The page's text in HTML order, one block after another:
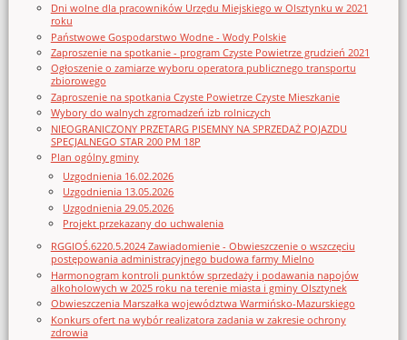
Dni wolne dla pracowników Urzędu Miejskiego w Olsztynku w 2021
roku
Państwowe Gospodarstwo Wodne - Wody Polskie
Zaproszenie na spotkanie - program Czyste Powietrze grudzień 2021
Ogłoszenie o zamiarze wyboru operatora publicznego transportu
zbiorowego
Zaproszenie na spotkania Czyste Powietrze Czyste Mieszkanie
Wybory do walnych zgromadzeń izb rolniczych
NIEOGRANICZONY PRZETARG PISEMNY NA SPRZEDAŻ POJAZDU
SPECJALNEGO STAR 200 PM 18P
Plan ogólny gminy
Uzgodnienia 16.02.2026
Uzgodnienia 13.05.2026
Uzgodnienia 29.05.2026
Projekt przekazany do uchwalenia
RGGIOŚ.6220.5.2024 Zawiadomienie - Obwieszczenie o wszczęciu
postępowania administracyjnego budowa farmy Mielno
Harmonogram kontroli punktów sprzedaży i podawania napojów
alkoholowych w 2025 roku na terenie miasta i gminy Olsztynek
Obwieszczenia Marszałka województwa Warmińsko-Mazurskiego
Konkurs ofert na wybór realizatora zadania w zakresie ochrony
zdrowia